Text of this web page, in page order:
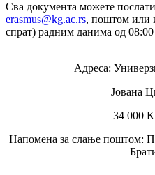
Сва документа можете
erasmus@kg.ac.rs, поштом или
спрат) радним данима од 08:00
Адреса:
Јована
34 000
Напомена за слање поштом: